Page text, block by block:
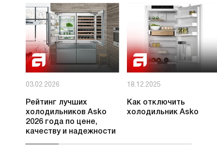
03.02.2026
Рейтинг лучших
холодильников Asko
2026 года по цене,
качеству и надежности
18.12.2025
Как отключить
холодильник Asko